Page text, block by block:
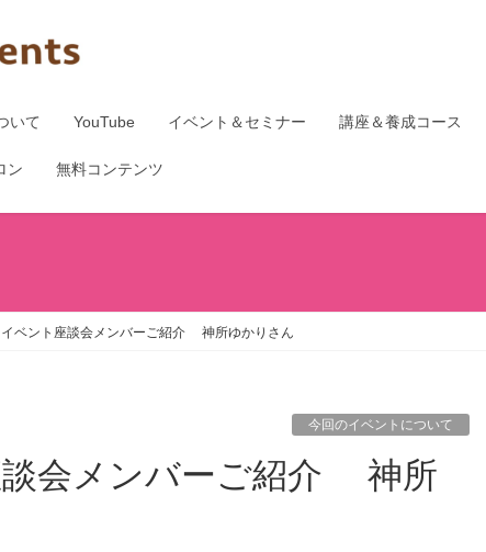
いて YouTube イベント＆セミナー 講座＆養成コース
ン 無料コンテンツ
イベント座談会メンバーご紹介 神所ゆかりさん
今回のイベントについて